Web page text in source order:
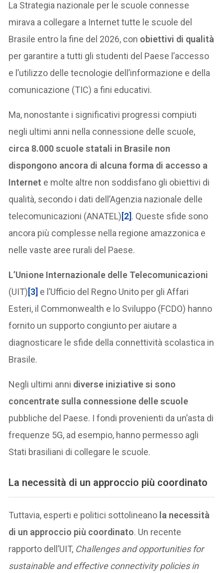
La Strategia nazionale per le scuole connesse
mirava a collegare a Internet tutte le scuole del
Brasile entro la fine del 2026, con obiettivi di qualità
per garantire a tutti gli studenti del Paese l’accesso
e l’utilizzo delle tecnologie dell’informazione e della
comunicazione (TIC) a fini educativi.
Ma, nonostante i significativi progressi compiuti
negli ultimi anni nella connessione delle scuole,
circa 8.000 scuole statali in Brasile non
dispongono ancora di alcuna forma di accesso a
Internet e molte altre non soddisfano gli obiettivi di
qualità, secondo i dati dell’Agenzia nazionale delle
telecomunicazioni (ANATEL)[2]. Queste sfide sono
ancora più complesse nella regione amazzonica e
nelle vaste aree rurali del Paese.
L’Unione Internazionale delle Telecomunicazioni
(UIT)[3] e l’Ufficio del Regno Unito per gli Affari
Esteri, il Commonwealth e lo Sviluppo (FCDO) hanno
fornito un supporto congiunto per aiutare a
diagnosticare le sfide della connettività scolastica in
Brasile.
Negli ultimi anni diverse iniziative si sono
concentrate sulla connessione delle scuole
pubbliche del Paese. I fondi provenienti da un’asta di
frequenze 5G, ad esempio, hanno permesso agli
Stati brasiliani di collegare le scuole.
La necessità di un approccio più coordinato
Tuttavia, esperti e politici sottolineano la necessità
di un approccio più coordinato. Un recente
rapporto dell’UIT, Challenges and opportunities for
sustainable and effective connectivity policies in